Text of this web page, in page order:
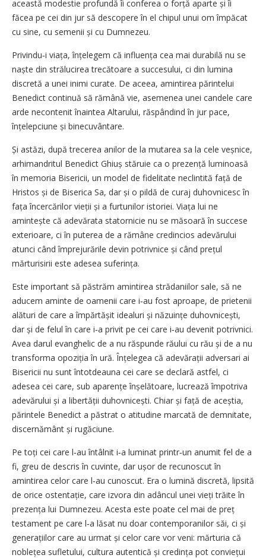
această modestie profundă îi conferea o forță aparte și îi
făcea pe cei din jur să descopere în el chipul unui om împăcat
cu sine, cu semenii și cu Dumnezeu.
Privindu‑i viața, înțelegem că influența cea mai durabilă nu se
naște din strălucirea trecătoare a succesului, ci din lumina
discretă a unei inimi curate. De aceea, amintirea părintelui
Benedict continuă să rămână vie, asemenea unei candele care
arde necontenit înaintea Altarului, răspândind în jur pace,
înțelepciune și binecuvântare.
Și astăzi, după trecerea anilor de la mutarea sa la cele veșnice,
arhimandritul Benedict Ghiuș stăruie ca o prezență luminoasă
în memoria Bisericii, un model de fidelitate neclintită față de
Hristos și de Biserica Sa, dar și o pildă de curaj duhovnicesc în
fața încercărilor vieții și a furtunilor istoriei. Viața lui ne
amintește că adevărata statornicie nu se măsoară în succese
exterioare, ci în puterea de a rămâne credincios adevărului
atunci când împrejurările devin potrivnice și când prețul
mărturisirii este adesea suferința.
Este important să păstrăm amintirea strădaniilor sale, să ne
aducem aminte de oamenii care i‑au fost aproape, de prietenii
alături de care a împărtășit idealuri și năzuințe duhovnicești,
dar și de felul în care i‑a privit pe cei care i‑au devenit potrivnici.
Avea darul evanghelic de a nu răspunde răului cu rău și de a nu
transforma opoziția în ură. Înțelegea că adevărații adversari ai
Bisericii nu sunt întotdeauna cei care se declară astfel, ci
adesea cei care, sub aparențe înșelătoare, lucrează împotriva
adevărului și a libertății duhovnicești. Chiar și față de aceștia,
părintele Benedict a păstrat o atitudine marcată de demnitate,
discernământ și rugăciune.
Pe toți cei care l‑au întâlnit i‑a luminat printr‑un anumit fel de a
fi, greu de descris în cuvinte, dar ușor de recunoscut în
amintirea celor care l‑au cunoscut. Era o lumină discretă, lipsită
de orice ostentație, care izvora din adâncul unei vieți trăite în
prezența lui Dumnezeu. Acesta este poate cel mai de preț
testament pe care l‑a lăsat nu doar contemporanilor săi, ci și
generațiilor care au urmat și celor care vor veni: mărturia că
noblețea sufletului, cultura autentică și credința pot conviețui